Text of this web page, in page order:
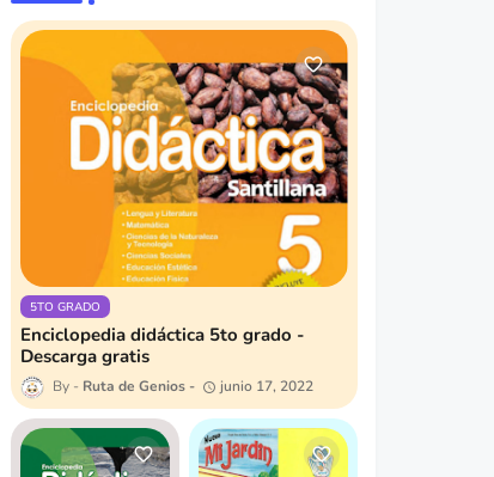
5TO GRADO
Enciclopedia didáctica 5to grado -
Descarga gratis
Ruta de Genios junio 17, 2022